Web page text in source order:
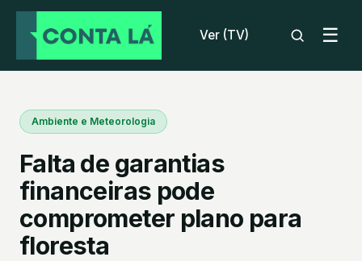
Ver (TV) ☰
Ambiente e Meteorologia
Falta de garantias
financeiras pode
comprometer plano para
floresta